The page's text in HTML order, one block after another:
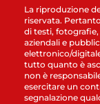
La riproduzione
riservata.
di testi,
aziendali e
elettronico/
tutto quanto è
non è
esercitare un
segnalazione